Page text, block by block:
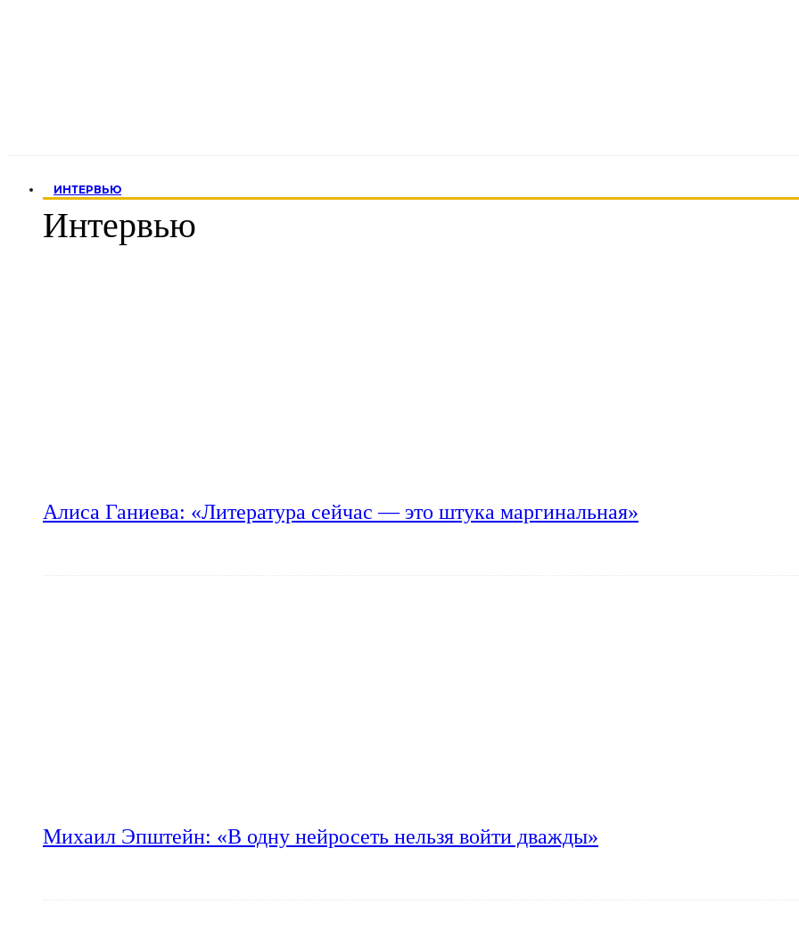
ИНТЕРВЬЮ
Интервью
Алиса Ганиева: «Литература сейчас — это штука маргинальная»
Михаил Эпштейн: «В одну нейросеть нельзя войти дважды»